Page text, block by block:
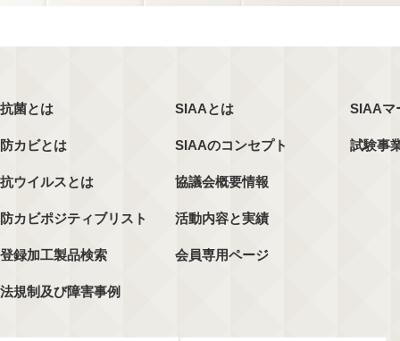
抗菌とは
防カビとは
抗ウイルスとは
防カビポジティブリスト
登録加工製品検索
法規制及び障害事例
SIAAとは
SIAAのコンセプト
協議会概要情報
活動内容と実績
会員専用ページ
SIAAマ
試験事